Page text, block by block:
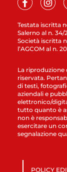
Testata iscritta
Salerno al n. 34/
Società iscritta
l’AGCOM al n.
La riproduzione
riservata.
di testi,
aziendali e
elettronico/
tutto quanto è
non è
esercitare un
segnalazione
POLICY